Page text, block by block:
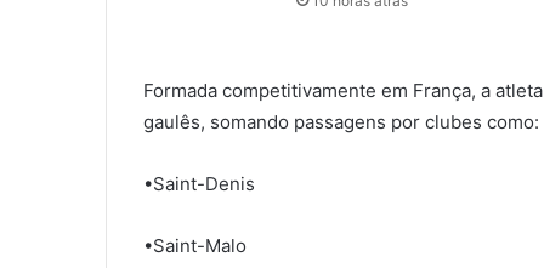
Formada competitivamente em França, a
gaulês, somando passagens por clubes como:
•Saint-Denis
•Saint-Malo